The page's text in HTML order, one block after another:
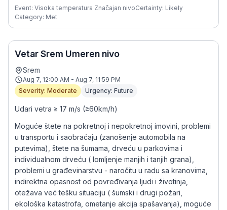
Event: Visoka temperatura Značajan nivoCertainty: Likely
Category: Met
Vetar Srem Umeren nivo
Srem
Aug 7, 12:00 AM - Aug 7, 11:59 PM
Severity: Moderate
Urgency: Future
Udari vetra ≥ 17 m/s (≥60km/h)
Moguće štete na pokretnoj i nepokretnoj imovini, problemi
u transportu i saobraćaju (zanošenje automobila na
putevima), štete na šumama, drveću u parkovima i
individualnom drveću ( lomljenje manjih i tanjih grana),
problemi u građevinarstvu - naročitu u radu sa kranovima,
indirektna opasnost od povređivanja ljudi i životinja,
otežava već tešku situaciju ( šumski i drugi požari,
ekološka katastrofa, ometanje akcija spašavanja), moguće